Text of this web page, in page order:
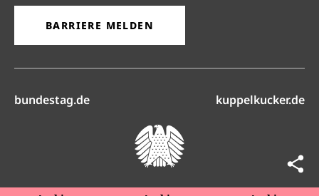
BARRIERE MELDEN
bundestag.de(öffnet in neuem Reiter)kuppelkucker.de